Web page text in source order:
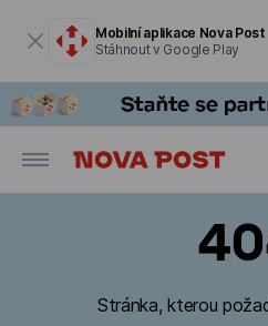
Mobilní aplikace Nova Post
Stáhnout v Google Play
Stránka, kterou